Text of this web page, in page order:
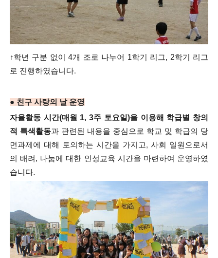
↑학년 구분 없이 4개 조로 나누어 1학기 리그, 2학기 리그
로 진행하였습니다.
● 친구 사랑의 날 운영
자율활동 시간(매월 1, 3주 토요일)을 이용해 학급별 창의
적 특색활동과 관련된 내용을 중심으로 학교 및 학급의 당
면과제에 대해 토의하는 시간을 가지고, 사회 일원으로서
의 배려, 나눔에 대한 인성교육 시간을 마련하여 운영하였
습니다.